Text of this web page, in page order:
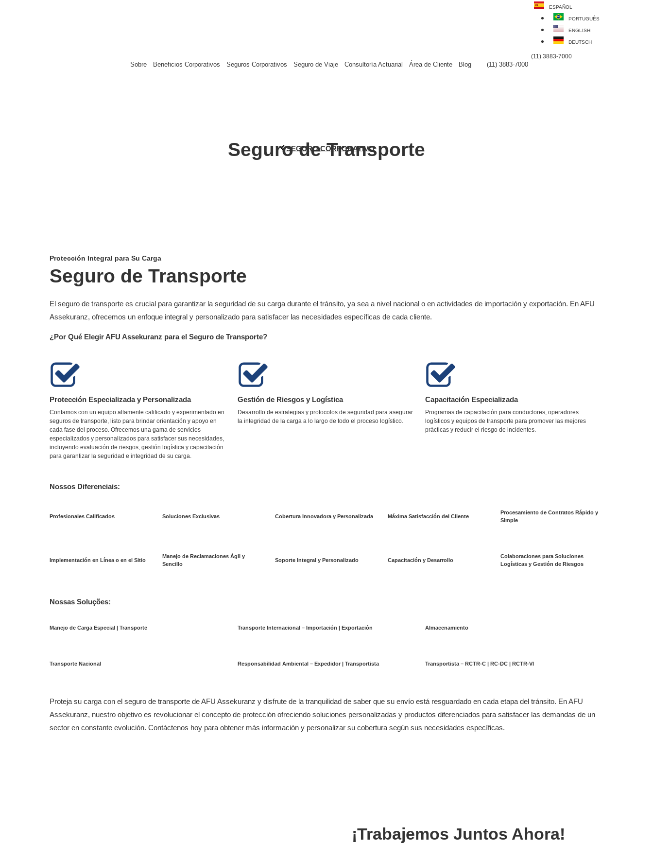
ESPAÑOL
PORTUGUÊS
ENGLISH
DEUTSCH
Sobre Beneficios Corporativos Seguros Corporativos Seguro de Viaje Consultoría Actuarial Área de Cliente Blog (11) 3883-7000
(11) 3883-7000
SEGURO CORPORATIVO
Seguro de Transporte
Protección Integral para Su Carga
Seguro de Transporte
El seguro de transporte es crucial para garantizar la seguridad de su carga durante el tránsito, ya sea a nivel nacional o en actividades de importación y exportación. En AFU
Assekuranz, ofrecemos un enfoque integral y personalizado para satisfacer las necesidades específicas de cada cliente.
¿Por Qué Elegir AFU Assekuranz para el Seguro de Transporte?
Protección Especializada y Personalizada
Contamos con un equipo altamente calificado y experimentado en
seguros de transporte, listo para brindar orientación y apoyo en
cada fase del proceso. Ofrecemos una gama de servicios
especializados y personalizados para satisfacer sus necesidades,
incluyendo evaluación de riesgos, gestión logística y capacitación
para garantizar la seguridad e integridad de su carga.
Gestión de Riesgos y Logística
Desarrollo de estrategias y protocolos de seguridad para asegurar
la integridad de la carga a lo largo de todo el proceso logístico.
Capacitación Especializada
Programas de capacitación para conductores, operadores
logísticos y equipos de transporte para promover las mejores
prácticas y reducir el riesgo de incidentes.
Nossos Diferenciais:
Profesionales Calificados Soluciones Exclusivas Cobertura Innovadora y Personalizada Máxima Satisfacción del Cliente
Procesamiento de Contratos Rápido y
Simple
Implementación en Línea o en el Sitio
Manejo de Reclamaciones Ágil y
Sencillo
Soporte Integral y Personalizado Capacitación y Desarrollo
Colaboraciones para Soluciones
Logísticas y Gestión de Riesgos
Nossas Soluções:
Manejo de Carga Especial | Transporte
Transporte Nacional
Transporte Internacional – Importación | Exportación
Responsabilidad Ambiental – Expedidor | Transportista
Almacenamiento
Transportista – RCTR-C | RC-DC | RCTR-VI
Proteja su carga con el seguro de transporte de AFU Assekuranz y disfrute de la tranquilidad de saber que su envío está resguardado en cada etapa del tránsito. En AFU
Assekuranz, nuestro objetivo es revolucionar el concepto de protección ofreciendo soluciones personalizadas y productos diferenciados para satisfacer las demandas de un
sector en constante evolución. Contáctenos hoy para obtener más información y personalizar su cobertura según sus necesidades específicas.
¡Trabajemos Juntos Ahora!